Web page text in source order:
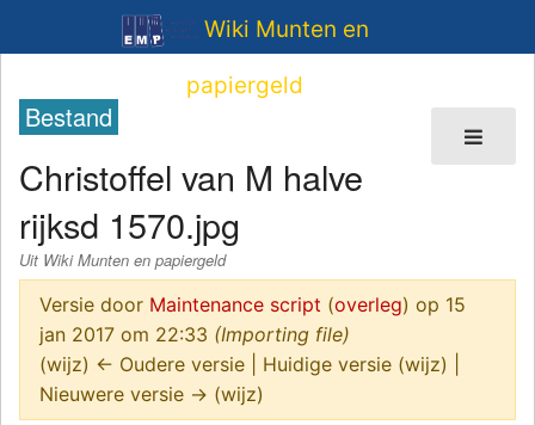
Wiki Munten en
papiergeld
Bestand
Christoffel van M halve
rijksd 1570.jpg
Uit Wiki Munten en papiergeld
Versie door Maintenance script (overleg) op 15
jan 2017 om 22:33 (Importing file)
(wijz) ← Oudere versie | Huidige versie (wijz) |
Nieuwere versie → (wijz)